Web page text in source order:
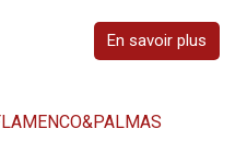
En savoir plus